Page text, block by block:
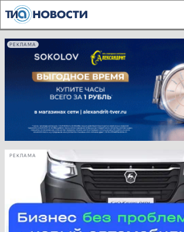
РЕКЛАМА
РЕКЛАМА